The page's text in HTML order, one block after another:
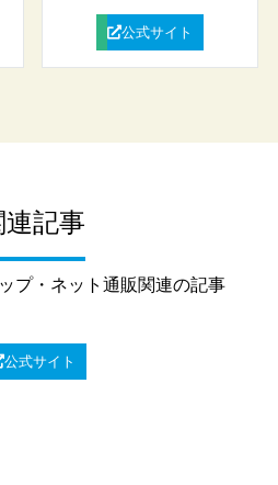
公式サイト
連記事
プ・ネット通販関連の記事
公式サイト